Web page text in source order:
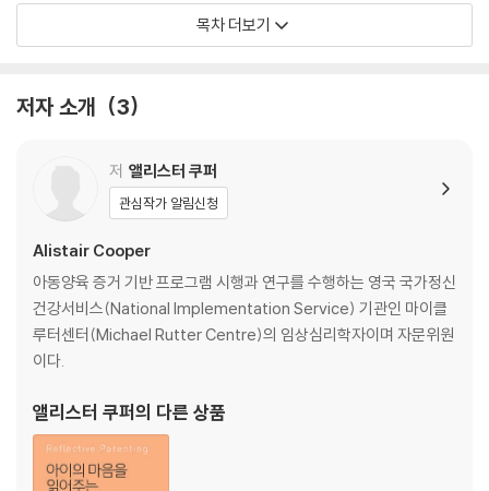
느낄까?|결론
부모 지도 만들어가기: 자신의 마음 알아차리기|과정|요약
03 자신의 감정 조절하기
감정온도계|요약
04 부모 APP
관심 가지기|관점 취하기|공감하기|요약
아이가 자신의 감정을 다루도록 돕는 전략|요약
06 훈육: 오해를 이해하기
목차 더보기
저자 소개 3
저 앨리스터 쿠퍼
관심작가 알림신청
Alistair Cooper
아동양육 증거 기반 프로그램 시행과 연구를 수행하는 영국 국가정신
건강서비스(National Implementation Service) 기관인 마이클
루터센터(Michael Rutter Centre)의 임상심리학자이며 자문위원
이다.
앨리스터 쿠퍼의 다른 상품